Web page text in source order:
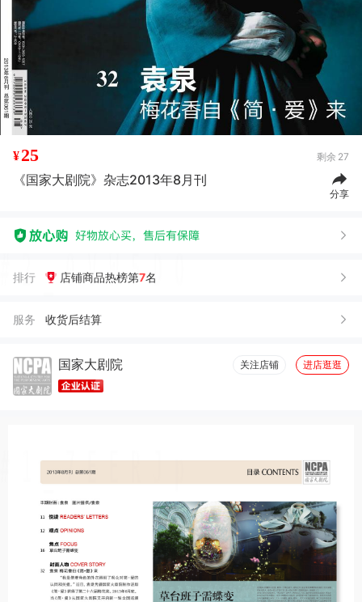
¥25 剩余 27
《国家大剧院》杂志2013年8月刊
分享
排行 店铺商品热榜第7名
服务 收货后结算
国家大剧院 关注店铺 进店逛逛